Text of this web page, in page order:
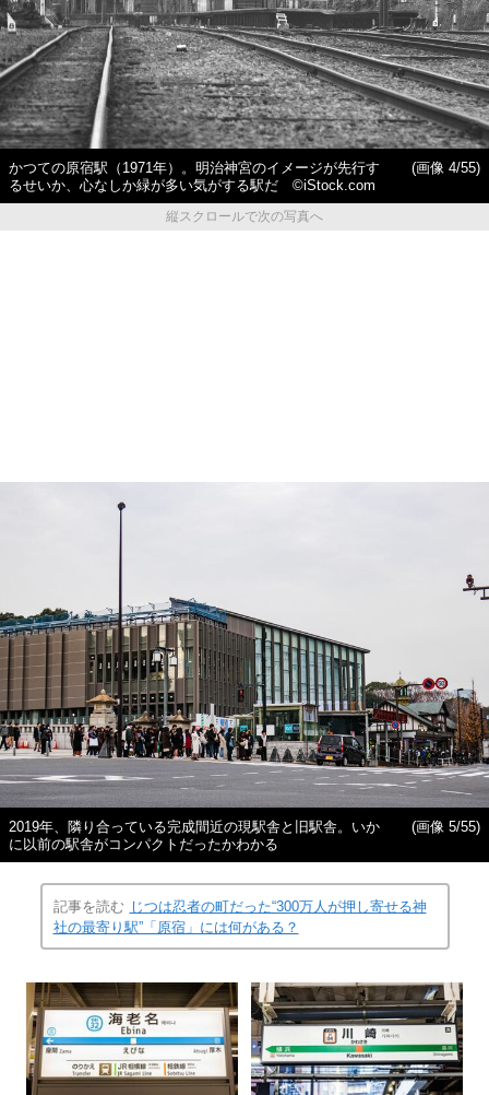
かつての原宿駅（1971年）。明治神宮のイメージが先行す
るせいか、心なしか緑が多い気がする駅だ ©iStock.com
(画像 4/55)
縦スクロールで次の写真へ
2019年、隣り合っている完成間近の現駅舎と旧駅舎。いか
に以前の駅舎がコンパクトだったかわかる
(画像 5/55)
記事を読む じつは忍者の町だった“300万人が押し寄せる神
社の最寄り駅”「原宿」には何がある？